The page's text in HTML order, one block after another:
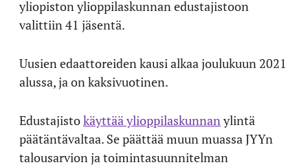
yliopiston ylioppilaskunnan edustajistoon
valittiin 41 jäsentä.
Uusien edaattoreiden kausi alkaa joulukuun 2021
alussa, ja on kaksivuotinen.
Edustajistokäyttää ylioppilaskunnanylintä
päätäntävaltaa. Se päättää muun muassa JYYn
talousarvion ja toimintasuunnitelman